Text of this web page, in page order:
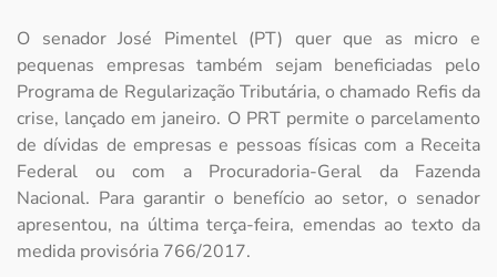
O senador José Pimentel (PT) quer que as micro e
pequenas empresas também sejam beneficiadas pelo
Programa de Regularização Tributária, o chamado Refis da
crise, lançado em janeiro. O PRT permite o parcelamento
de dívidas de empresas e pessoas físicas com a Receita
Federal ou com a Procuradoria-Geral da Fazenda
Nacional. Para garantir o benefício ao setor, o senador
apresentou, na última terça-feira, emendas ao texto da
medida provisória 766/2017.